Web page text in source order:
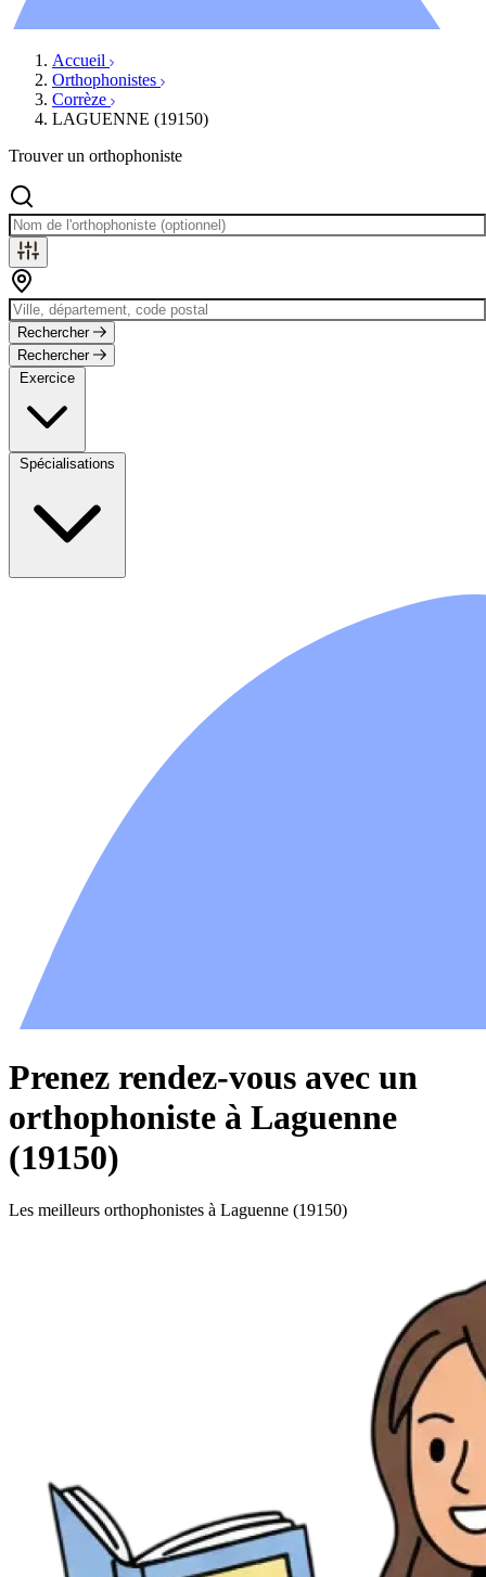
Accueil
Orthophonistes
Corrèze
LAGUENNE (19150)
Trouver un orthophoniste
Rechercher
Rechercher
Exercice
Spécialisations
Prenez rendez-vous avec un
orthophoniste à Laguenne
(19150)
Les meilleurs orthophonistes à Laguenne (19150)